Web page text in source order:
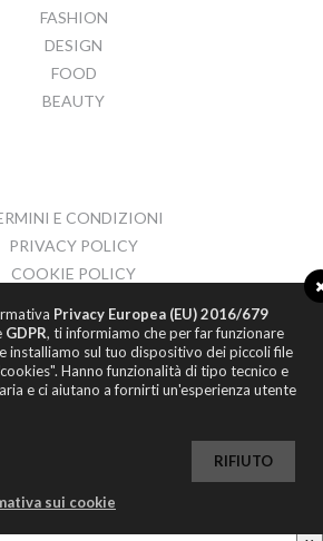
FASHION
DESIGN
FOOD
BEAUTY
E CONDIZIONI
PRIVACY POLICY
COOKIE POLICY
Privacy Europea (EU) 2016/679
GDPR, ti informiamo che per far funzionare
installiamo sul tuo dispositivo dei piccoli file
Hanno funzionalità di tipo tecnico e
e ci aiutano a fornirti un'esperienza utente
RIFIUTO
sui cookie